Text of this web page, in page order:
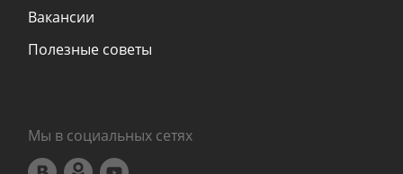
Вакансии
Полезные советы
Мы в социальных сетях